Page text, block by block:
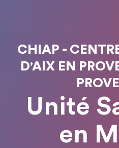
CHIAP -
D'AIX EN
Unité
en